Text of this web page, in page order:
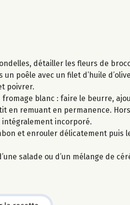
détailler les fleurs de
poêle avec un filet d’huile
poivrer.
blanc : faire le beurre,
en remuant en permanence.
intégralement incorporé.
et enrouler délicatement puis
salade ou d’un mélange de